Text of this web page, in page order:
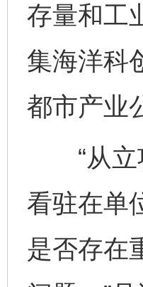
存量和工
集海洋科
都市产业
“从立
看驻在单
是否存在